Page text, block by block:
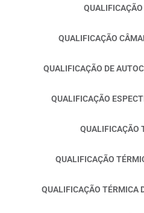
QUALIFICAÇÃO
QUALIFICAÇÃO DE
QUALIFICAÇÃO
QUALIFICAÇÃO
QUALIFICAÇÃO
QUALIFICAÇÃO TÉRMICA